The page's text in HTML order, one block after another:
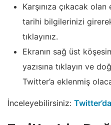
Karşınıza çıkacak
tarihi bilgilerinizi
tıklayınız.
Ekranın sağ üst
yazısına tıklayın ve
Twitter’a eklenmiş
İnceleyebilirsiniz: